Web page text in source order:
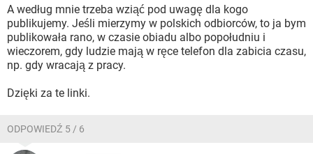
A według mnie trzeba wziąć pod uwagę dla kogo
publikujemy. Jeśli mierzymy w polskich odbiorców, to ja bym
publikowała rano, w czasie obiadu albo popołudniu i
wieczorem, gdy ludzie mają w ręce telefon dla zabicia czasu,
np. gdy wracają z pracy.
Dzięki za te linki.
ODPOWIEDŹ 5 / 6